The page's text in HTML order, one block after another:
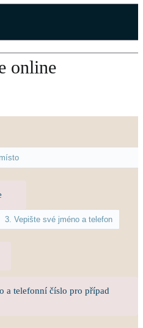
online
a telefonní číslo pro případ